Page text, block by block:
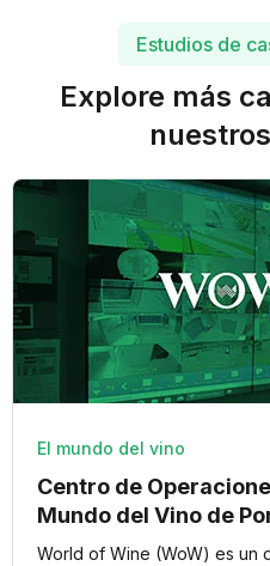
Estudios de
Explore más
El mundo del vino
Centro de
Mundo del Vino de
World of Wine (WoW) es un